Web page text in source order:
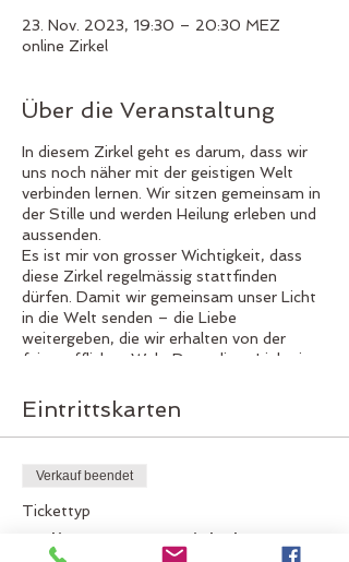
23. Nov. 2023, 19:30 – 20:30 MEZ
online Zirkel
Über die Veranstaltung
In diesem Zirkel geht es darum, dass wir
uns noch näher mit der geistigen Welt
verbinden lernen. Wir sitzen gemeinsam in
der Stille und werden Heilung erleben und
aussenden.
Es ist mir von grosser Wichtigkeit, dass
diese Zirkel regelmässig stattfinden
dürfen. Damit wir gemeinsam unser Licht
in die Welt senden – die Liebe
weitergeben, die wir erhalten von der
feinstofflichen Welt. Denn diese Liebe ist
die absolute Kraft der Heilung. Der Zirkel
findet 1-mal im Monat online statt.
Voraussetzung ist, dass du 45 Minuten in
Ruhe sitzen kannst.
Ausgleich: 30Fr. via TWINT an 079 648
77 65 oder auf ZKB Konto EBAN: CH35
0070 0114 8029 0822 7
Herzliche Grüsse Jasmine Scheer
Eintrittskarten
Verkauf beendet
Tickettyp
online Trance Zirkel